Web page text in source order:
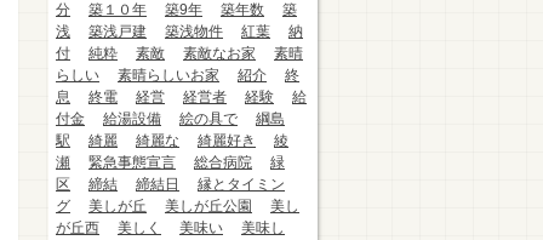
分
築１０年 築9年 築年数
築
浅
築浅戸建 築浅物件 紅葉
納
付
純粋 素敵 素敵なお家
素晴
らしい
素晴らしいお家 紹介
終
息
終電 経営 経営者 経験
給
付金
給湯設備 絵の具で
綱島
駅
綺麗 綺麗な 綺麗好き
綾
瀬
緊急事態宣言 総合病院
緑
区
締結 締結日
縁とタイミン
グ
美しが丘 美しが丘公園
美し
が丘西
美しく 美味い
美味し